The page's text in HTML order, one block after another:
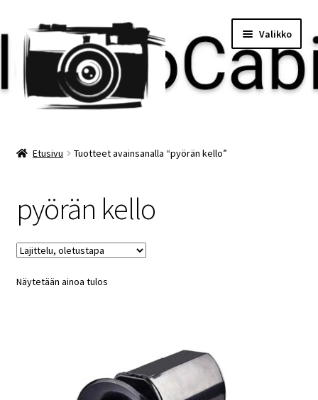
Siirry
navigointiin
Siirry
sisältöön
Valikko
Minun tilini
Ostoskori
Etusivu Tuotteet avainsanalla “pyörän kello”
pyörän kello
Näytetään ainoa tulos